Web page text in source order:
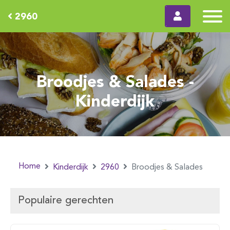
2960
Broodjes & Salades -
Kinderdijk
Home Kinderdijk 2960 Broodjes & Salades
Populaire gerechten